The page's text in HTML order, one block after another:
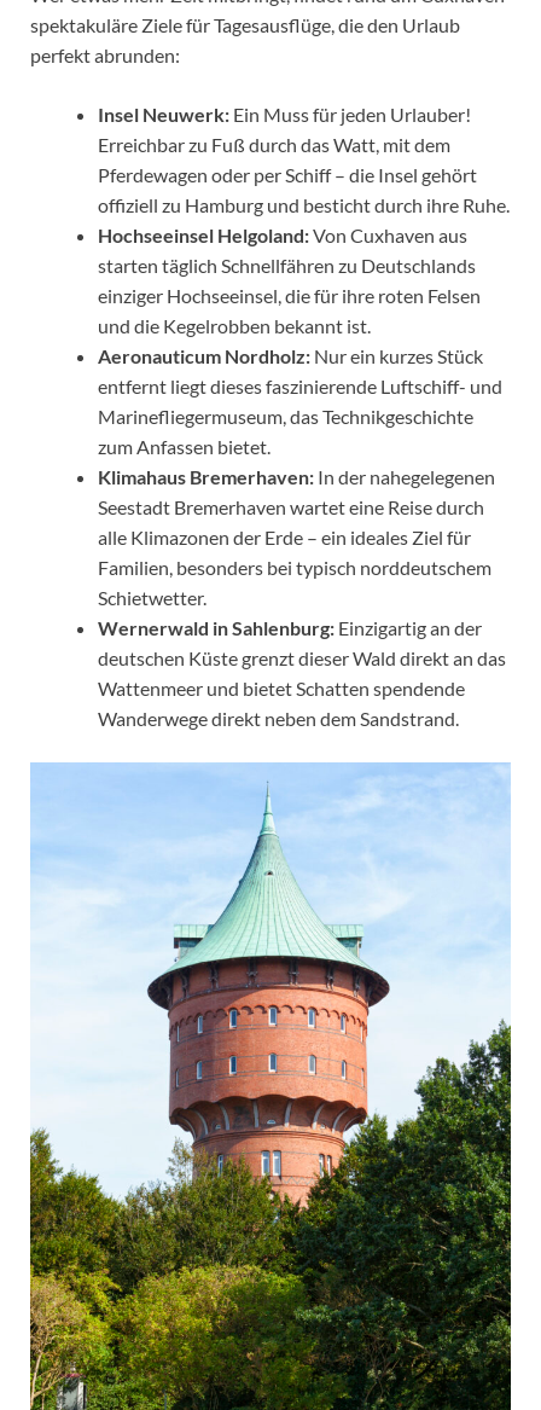
spektakuläre Ziele für Tagesausflüge, die den Urlaub
perfekt abrunden:
Insel Neuwerk: Ein Muss für jeden Urlauber!
Erreichbar zu Fuß durch das Watt, mit dem
Pferdewagen oder per Schiff – die Insel gehört
offiziell zu Hamburg und besticht durch ihre Ruhe.
Hochseeinsel Helgoland:Von Cuxhaven aus
starten täglich Schnellfähren zu Deutschlands
einziger Hochseeinsel, die für ihre roten Felsen
und die Kegelrobben bekannt ist.
Aeronauticum Nordholz: Nur ein kurzes Stück
entfernt liegt dieses faszinierende Luftschiff- und
Marinefliegermuseum, das Technikgeschichte
zum Anfassen bietet.
Klimahaus Bremerhaven: In der nahegelegenen
Seestadt Bremerhaven wartet eine Reise durch
alle Klimazonen der Erde – ein ideales Ziel für
Familien, besonders bei typisch norddeutschem
Schietwetter.
Wernerwald in Sahlenburg: Einzigartig an der
deutschen Küste grenzt dieser Wald direkt an das
Wattenmeer und bietet Schatten spendende
Wanderwege direkt neben dem Sandstrand.